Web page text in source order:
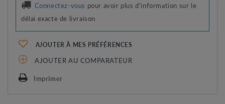
Connectez-vous pour avoir plus d'information sur le
délai exacte de livraison
AJOUTER À MES PRÉFÉRENCES
AJOUTER AU COMPARATEUR
Imprimer